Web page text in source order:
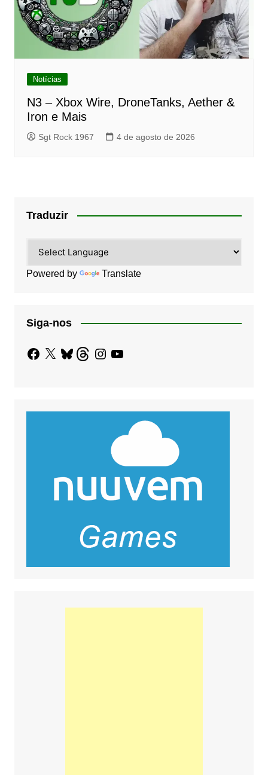
Notícias
N3 – Xbox Wire, DroneTanks, Aether &
Iron e Mais
Sgt Rock 1967 4 de agosto de 2026
Traduzir
Powered by Translate
Siga-nos
Facebook
X BlueskyThreadsInstagram
YouTube